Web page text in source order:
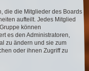
die die Mitglieder des Boards
aufteilt. Jedes Mitglied
können
es den Administratoren,
zu ändern und sie zum
oder ihnen Zugriff zu